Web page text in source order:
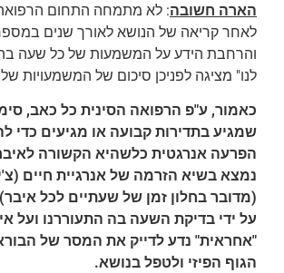
הארה חשובה: לא מתמחה התחום הרפואה
לאחר קריאה של הנושא לאורך שנים
והרחבת הידע על המשמעות של כל שעה
לנו" מציגה לפניכן סיכום של המשמעויות
כאמור, ע"פ הרפואה הסינית כל כאב,
שמגיע בתדירות קבועה או מגיעים כדי
הפרעה אנרגטית כלשהיא הקשורה
נמצא בשיא הזרמה של אנרגיית חיים
(מדובר בחלון זמן של שעתיים לכל
על ידי בדיקת השעה בה התעוררנו ועל
"אחראית" נדע לדייק את המסר של
הגוף הפיזי ולטפל בנושא.